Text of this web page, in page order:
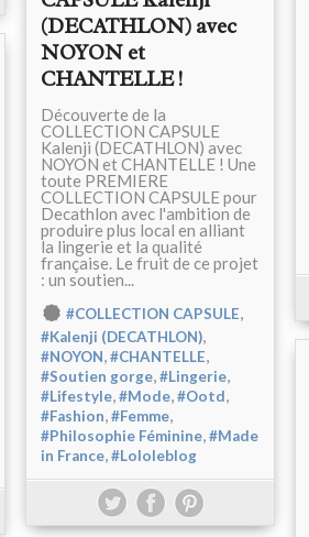
(DECATHLON) avec
NOYON et
CHANTELLE !
Découverte de la
COLLECTION CAPSULE
Kalenji (DECATHLON) avec
NOYON et CHANTELLE ! Une
toute PREMIERE
COLLECTION CAPSULE pour
Decathlon avec l'ambition de
produire plus local en alliant
la lingerie et la qualité
française. Le fruit de ce projet
: un soutien...
#COLLECTION CAPSULE,
#Kalenji (DECATHLON),
#NOYON,#CHANTELLE,
#Soutien gorge,#Lingerie,
#Lifestyle,#Mode,#Ootd,
#Fashion,#Femme,
#Philosophie Féminine,#Made
in France,#Lololeblog